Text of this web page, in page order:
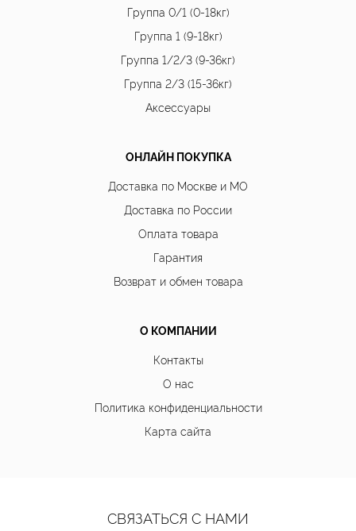
Группа 0/1 (0-18кг)
Группа 1 (9-18кг)
Группа 1/2/3 (9-36кг)
Группа 2/3 (15-36кг)
Аксессуары
ОНЛАЙН ПОКУПКА
Доставка по Москве и МО
Доставка по России
Оплата товара
Гарантия
Возврат и обмен товара
О КОМПАНИИ
Контакты
О нас
Политика конфиденциальности
Карта сайта
СВЯЗАТЬСЯ С НАМИ